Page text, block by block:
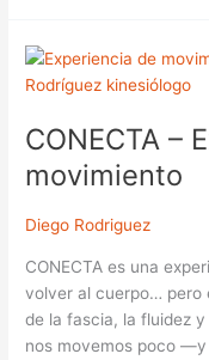
CONECTA –
movimiento
Diego Rodriguez
CONECTA es una
volver al cuerpo… pero
de la fascia, la fluidez
nos movemos poco
CONECTA
–
de
movimiento